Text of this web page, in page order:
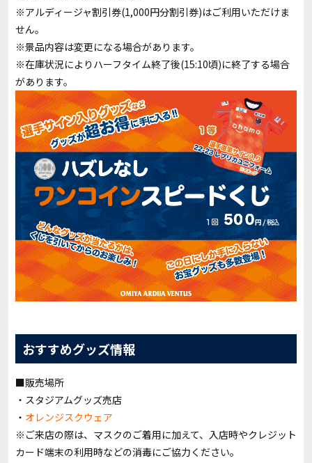
※アルディージャ割引券(1,000円分割引券)はご利用いただけま
せん。
※景品内容は変更になる場合があります。
※在庫状況によりハーフタイム終了後(15:10頃)に終了する場合
があります。
おすすめグッズ情報
■販売場所
・スタジアムグッズ売店
・ オレンジスクウェア
※ご来店の際は、マスクのご着用に加えて、入店時やクレジット
カード端末の利用時などの消毒にご協力ください。